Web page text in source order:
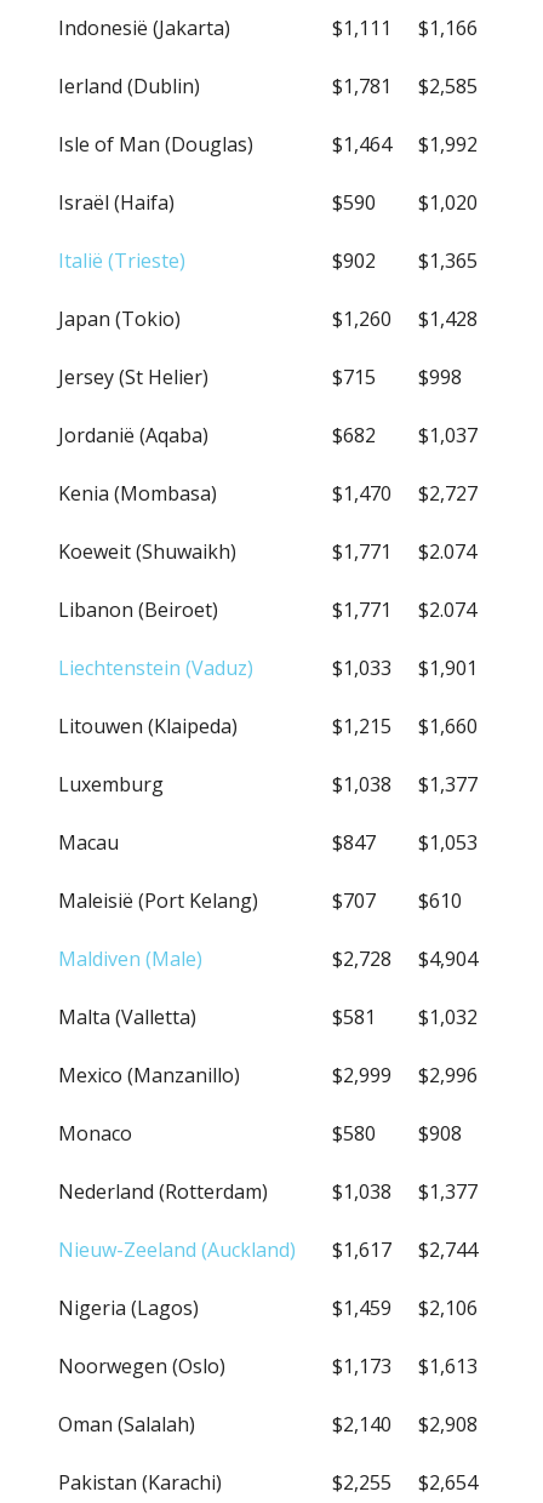
Indonesië (Jakarta) $1,111 $1,166
Ierland (Dublin) $1,781 $2,585
Isle of Man (Douglas) $1,464 $1,992
Israël (Haifa) $590 $1,020
Italië (Trieste) $902 $1,365
Japan (Tokio) $1,260 $1,428
Jersey (St Helier) $715 $998
Jordanië (Aqaba) $682 $1,037
Kenia (Mombasa) $1,470 $2,727
Koeweit (Shuwaikh) $1,771 $2.074
Libanon (Beiroet) $1,771 $2.074
Liechtenstein (Vaduz) $1,033 $1,901
Litouwen (Klaipeda) $1,215 $1,660
Luxemburg $1,038 $1,377
Macau $847 $1,053
Maleisië (Port Kelang) $707 $610
Maldiven (Male) $2,728 $4,904
Malta (Valletta) $581 $1,032
Mexico (Manzanillo) $2,999 $2,996
Monaco $580 $908
Nederland (Rotterdam) $1,038 $1,377
Nieuw-Zeeland (Auckland) $1,617 $2,744
Nigeria (Lagos) $1,459 $2,106
Noorwegen (Oslo) $1,173 $1,613
Oman (Salalah) $2,140 $2,908
Pakistan (Karachi) $2,255 $2,654